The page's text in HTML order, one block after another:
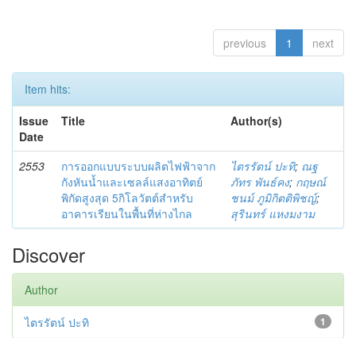
previous 1 next
Item hits:
Issue
Date
Title Author(s)
2553
การออกแบบระบบผลิตไฟฟ้าจาก
กังหันน้ำและเซลล์แสงอาทิตย์
พิกัดสูงสุด 5กิโลวัตต์สำหรับ
อาคารเรียนในพื้นที่ห่างไกล
ไตรรัตน์ ปะทิ; ณฐ
ภัทร พันธ์คง; กฤษณ์
ชนม์ ภูมิกิตติพิชญ์;
สุรินทร์ แหงมงาม
Discover
Author
1
ไตรรัตน์ ปะทิ